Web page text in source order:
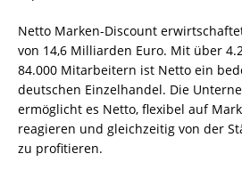
Netto Marken-Discount
von 14,6 Milliarden Euro. Mit über
84.000 Mitarbeitern ist Netto ein
deutschen Einzelhandel. Die
ermöglicht es Netto, flexibel auf
reagieren und gleichzeitig von der
zu profitieren.